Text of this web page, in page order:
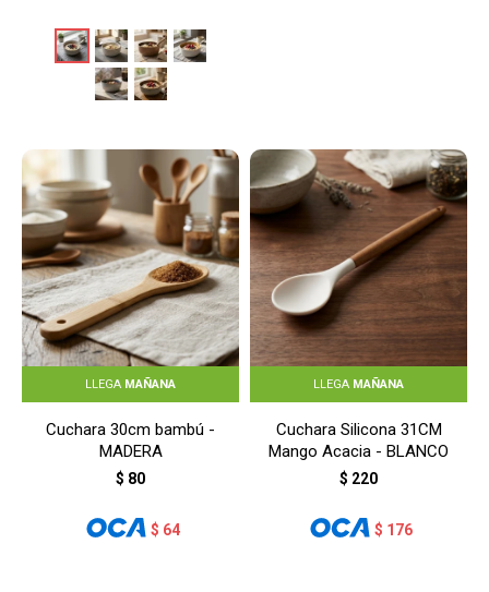
LLEGA MAÑANA
Cuchara 30cm bambú -
MADERA
$ 80
$ 64
LLEGA MAÑANA
Cuchara Silicona 31CM
Mango Acacia - BLANCO
$ 220
$ 176